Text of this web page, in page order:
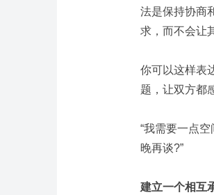
法是保持协商
求，而不会让
你可以这样表
题，让双方都
“我需要一点
晚再谈?”
建立一个相互